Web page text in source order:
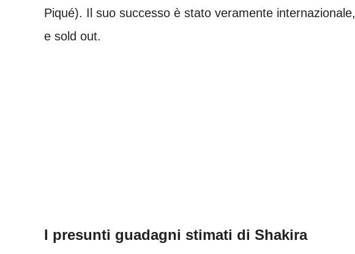
Piqué). Il suo successo è stato veramente
e sold out.
I presunti guadagni stimati di Shakira